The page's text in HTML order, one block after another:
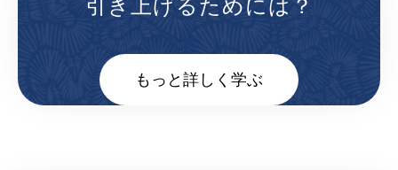
もっと詳しく学ぶ